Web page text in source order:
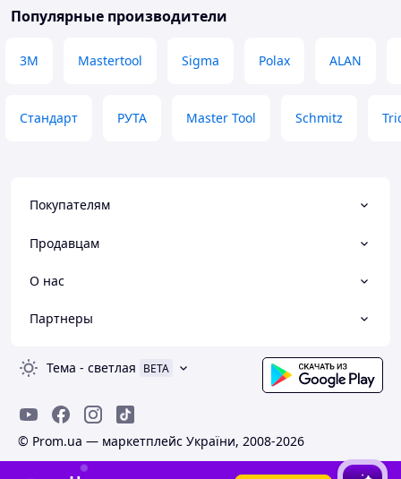
Популярные производители
3М Mastertool Sigma Polax ALAN
Стандарт РУТА Master Tool Schmitz
Покупателям
Продавцам
О нас
Партнеры
Тема - светлая BETA
© Prom.ua — маркетплейс України, 2008-2026